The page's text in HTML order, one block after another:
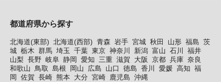
都道府県から探す
北海道(東部) 北海道(西部) 青森 岩手 宮城 秋田 山形 福島 茨
城 栃木 群馬 埼玉 千葉 東京 神奈川 新潟 富山 石川
福井
山梨 長野 岐阜 静岡 愛知 三重 滋賀 大阪 京都 兵庫 奈良
和歌山 鳥取 島根 岡山 広島 山口 徳島 香川 愛媛 高知 福
岡
佐賀 長崎 熊本 大分 宮崎 鹿児島 沖縄